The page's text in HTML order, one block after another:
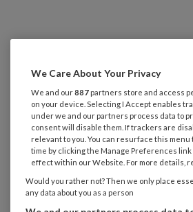
Wil je dit artikel
Maak gratis een account
artikelen gratis per
Al een account of
Wat
We Care About Your Privacy
We and our887partners store and access
on your device. Selecting I Accept enables
under we and our partners process data to
consent will disable them. If trackers are
relevant to you. You can resurface this
time by clicking the Manage Preferences
effect within our Website. For more details,
Would you rather not? Then we only place
any data about you as a person